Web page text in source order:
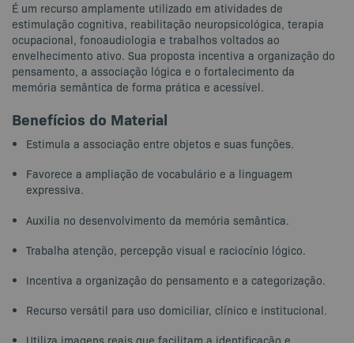
É um recurso amplamente utilizado em atividades de
estimulação cognitiva, reabilitação neuropsicológica, terapia
ocupacional, fonoaudiologia e trabalhos voltados ao
envelhecimento ativo. Sua proposta incentiva a organização do
pensamento, a associação lógica e o fortalecimento da
memória semântica de forma prática e acessível.
Benefícios do Material
Estimula a associação entre objetos e suas funções.
Favorece a ampliação de vocabulário e a linguagem
expressiva.
Auxilia no desenvolvimento da memória semântica.
Trabalha atenção, percepção visual e raciocínio lógico.
Incentiva a organização do pensamento e a categorização.
Recurso versátil para uso domiciliar, clínico e institucional.
Utiliza imagens reais que facilitam a identificação e